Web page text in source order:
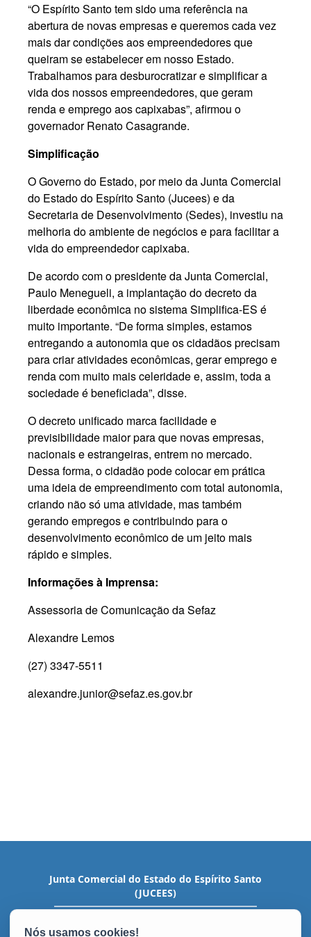
“O Espírito Santo tem sido uma referência na
abertura de novas empresas e queremos cada vez
mais dar condições aos empreendedores que
queiram se estabelecer em nosso Estado.
Trabalhamos para desburocratizar e simplificar a
vida dos nossos empreendedores, que geram
renda e emprego aos capixabas”, afirmou o
governador Renato Casagrande.
Simplificação
O Governo do Estado, por meio da Junta Comercial
do Estado do Espírito Santo (Jucees) e da
Secretaria de Desenvolvimento (Sedes), investiu na
melhoria do ambiente de negócios e para facilitar a
vida do empreendedor capixaba.
De acordo com o presidente da Junta Comercial,
Paulo Menegueli, a implantação do decreto da
liberdade econômica no sistema Simplifica-ES é
muito importante. “De forma simples, estamos
entregando a autonomia que os cidadãos precisam
para criar atividades econômicas, gerar emprego e
renda com muito mais celeridade e, assim, toda a
sociedade é beneficiada”, disse.
O decreto unificado marca facilidade e
previsibilidade maior para que novas empresas,
nacionais e estrangeiras, entrem no mercado.
Dessa forma, o cidadão pode colocar em prática
uma ideia de empreendimento com total autonomia,
criando não só uma atividade, mas também
gerando empregos e contribuindo para o
desenvolvimento econômico de um jeito mais
rápido e simples.
Informações à Imprensa:
Assessoria de Comunicação da Sefaz
Alexandre Lemos
(27) 3347-5511
alexandre.junior@sefaz.es.gov.br
Junta Comercial do Estado do Espírito Santo
(JUCEES)
CEP: 29056-933 - Vitória / ES